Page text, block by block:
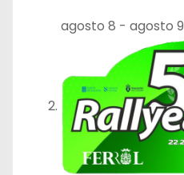
agosto 8 - agosto 9